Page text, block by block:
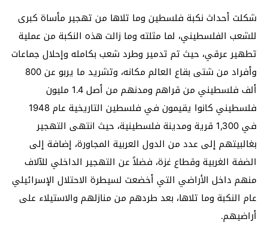
شكلت أحداث نكبة فلسطين وما تلاها من تهجير مأساة كبرى
للشعب الفلسطيني، لما مثلته وما زالت هذه النكبة من عملية
تطهير عرقي، حيث تم تدمير وطرد شعب بكامله وإحلال جماعات
وأفراد من شتى بقاع العالم مكانه، وتشريد ما يربو عن 800
ألف فلسطيني من قراهم ومدنهم من أصل 1.4 مليون
فلسطيني كانوا يقيمون في فلسطين التاريخية عام 1948
في 1,300 قرية ومدينة فلسطينية، حيث انتهى التهجير
بغالبيتهم إلى عدد من الدول العربية المجاورة، إضافة إلى
الضفة الغربية وقطاع غزة، فضلاً عن التهجير الداخلي للآلاف
منهم داخل الأراضي التي أخضعت لسيطرة الاحتلال الإسرائيلي
عام النكبة وما تلاها، بعد طردهم من منازلهم والاستيلاء على
أراضيهم.